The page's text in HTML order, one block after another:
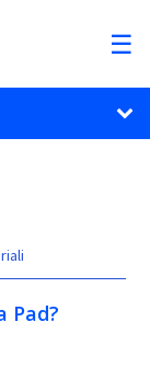
Pad?